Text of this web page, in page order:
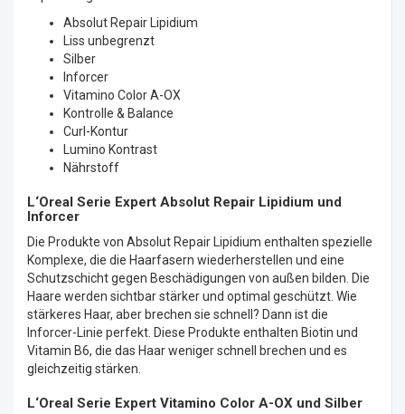
Absolut Repair Lipidium
Liss unbegrenzt
Silber
Inforcer
Vitamino Color A-OX
Kontrolle & Balance
Curl-Kontur
Lumino Kontrast
Nährstoff
L‘Oreal Serie Expert Absolut Repair Lipidium und
Inforcer
Die Produkte von Absolut Repair Lipidium enthalten spezielle
Komplexe, die die Haarfasern wiederherstellen und eine
Schutzschicht gegen Beschädigungen von außen bilden. Die
Haare werden sichtbar stärker und optimal geschützt. Wie
stärkeres Haar, aber brechen sie schnell? Dann ist die
Inforcer-Linie perfekt. Diese Produkte enthalten Biotin und
Vitamin B6, die das Haar weniger schnell brechen und es
gleichzeitig stärken.
L‘Oreal Serie Expert Vitamino Color A-OX und Silber